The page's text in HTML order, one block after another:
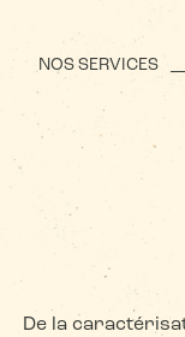
NOS SERVICES
De la